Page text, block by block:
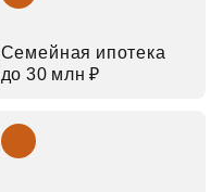
Семейная ипотека
до 30 млн ₽